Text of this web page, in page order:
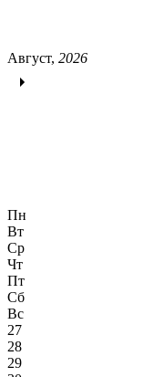
Август, 2026
Пн
Вт
Ср
Чт
Пт
Сб
Вс
27
28
29